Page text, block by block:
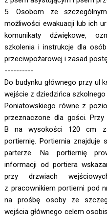
5. Osobom ze
możliwości ewakuacji lub ich
komunikaty dźwiękowe,
szkolenia i instrukcje dla
przeciwpożarowej i zasad
----------
Do budynku głównego przy ul
wejście z dziedzińca
Poniatowskiego równe z
przeznaczone dla gości.
B na wysokości 120 cm
portiernię. Portiernia
parterze. Na portiernię
informacji od portiera
przy drzwiach
z pracownikiem portierni pod
na prośbę osoby ze
wejścia głównego celem